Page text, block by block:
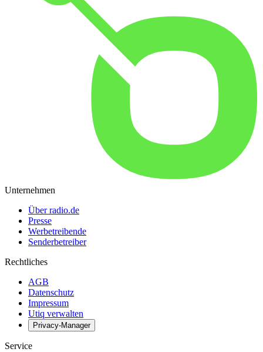
Unternehmen
Über radio.de
Presse
Werbetreibende
Senderbetreiber
Rechtliches
AGB
Datenschutz
Impressum
Utiq verwalten
Privacy-Manager
Service